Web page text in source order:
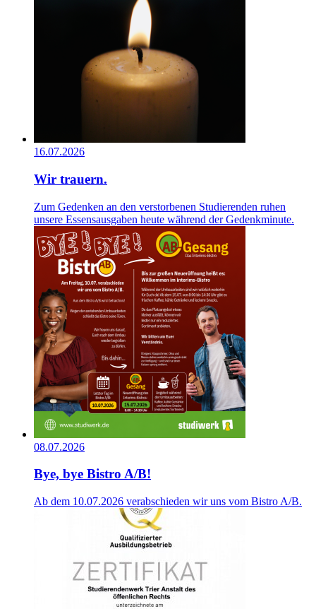
16.07.2026
Wir trauern.
Zum Gedenken an den verstorbenen Studierenden ruhen
unsere Essensausgaben heute während der Gedenkminute.
08.07.2026
Bye, bye Bistro A/B!
Ab dem 10.07.2026 verabschieden wir uns vom Bistro A/B.